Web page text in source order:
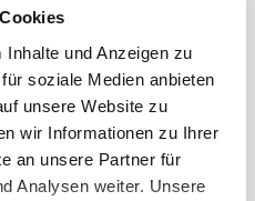
und Anzeigen zu
soziale Medien anbieten
unsere Website zu
wir Informationen zu Ihrer
an unsere Partner für
Analysen weiter. Unsere
EINEN
auf dem Laufenden …
für Sie!